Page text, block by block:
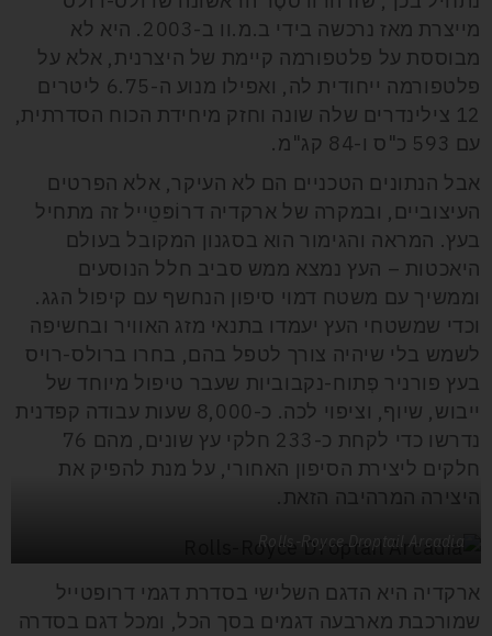
מייצרת מאז נרכשה בידי ב.מ.וו ב-2003. היא לא
מבוססת על פלטפורמה קיימת של היצרנית, אלא על
פלטפורמה ייחודית לה, ואפילו מנוע ה-6.75 ליטרים
12 צילינדרים שלה שונה וחזק מיחידת הכוח הסדרתית,
עם 593 כ"ס ו-84 קג"מ.
אבל הנתונים הטכניים הם לא העיקר, אלא הפרטים
העיצוביים, ובמקרה של ארקדיה דרוֹפּטֵייל זה מתחיל
בעץ. המראה והגימור הוא בסגנון המקובל בעולם
היאכטות – העץ נמצא ממש סביב חלל הנוסעים
וממשיך עם משטח דמוי סיפון הנחשף עם קיפול הגג.
וכדי שמשטחי העץ יעמדו בתנאי מזג האוויר ובחשיפה
לשמש בלי שיהיה צורך לטפל בהם, בחרו ברולס-רויס
בעץ פורניר פְתוח-נקבוביות שעבר טיפול מיוחד של
ייבוש, שיוף, וציפוי לכה. כ-8,000 שעות עבודה קפדנית
נדרשו כדי לקחת כ-233 חלקי עץ שונים, מהם 76
חלקים ליצירת הסיפון האחורי, על מנת להפיק את
היצירה המרהיבה הזאת.
Rolls-Royce Droptail Arcadia
ארקדיה היא הדגם השלישי בסדרת דגמי דרופטייל
שמורכבת מארבעה דגמים בסך הכל, ומכל דגם בסדרה